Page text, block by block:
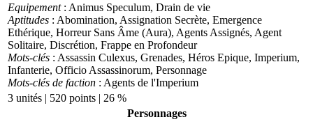
Equipement: Animus Speculum, Drain de vie
Aptitudes : Abomination, Assignation Secrète, Emergence
Ethérique, Horreur Sans Âme (Aura), Agents Assignés, Agent
Solitaire, Discrétion, Frappe en Profondeur
Mots-clés : Assassin Culexus, Grenades, Héros Epique, Imperium,
Infanterie, Officio Assassinorum, Personnage
Mots-clés de faction : Agents de l'Imperium
3 unités | 520 points | 26 %
Personnages